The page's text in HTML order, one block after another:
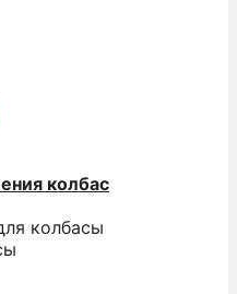
колбас
колбасы